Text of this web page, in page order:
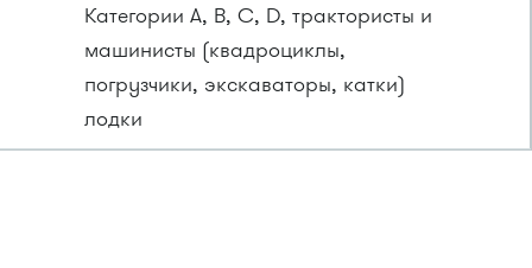
Категории A, B, C, D, трактористы и
машинисты (квадроциклы,
погрузчики, экскаваторы, катки)
лодки